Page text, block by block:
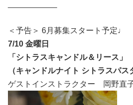
＜予告＞ 6月募集スタート予定♩
7/10 金曜日
「シトラスキャンドル＆リース」
（キャンドルナイト シトラスパス
ゲストインストラクター 岡野直